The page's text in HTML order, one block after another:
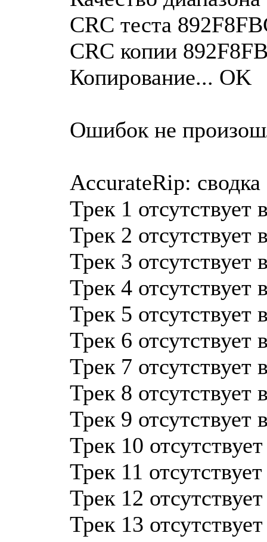
CRC теста
CRC копии
Копирование... OK
Ошибок не
AccurateRip: сводка
Трек 1 отсутствует
Трек 2 отсутствует
Трек 3 отсутствует
Трек 4 отсутствует
Трек 5 отсутствует
Трек 6 отсутствует
Трек 7 отсутствует
Трек 8 отсутствует
Трек 9 отсутствует
Трек 10
Трек 11
Трек 12
Трек 13